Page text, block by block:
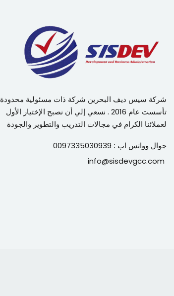
شركة سيس ديف البحرين شركة ذات مسئولية محدودة
تأسست عام 2016 . نسعي إلي أن نصبح الإختيار الأول
لعملائنا الكرام في مجالات التدريب والتطوير والجودة
جوال وواتس اب :
info@sisdevgcc.com